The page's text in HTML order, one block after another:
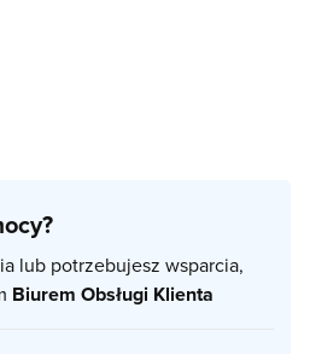
lub potrzebujesz wsparcia,
Biurem Obsługi Klienta